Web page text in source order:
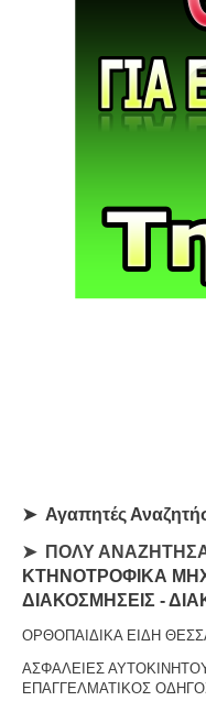
➤ Αγαπητές
➤ ΠΟΛΥ
ΚΤΗΝΟΤΡΟΦΙΚΑ
ΔΙΑΚΟΣΜΗΣΕΙΣ -
ΟΡΘΟΠΑΙΔΙΚΑ ΕΙΔΗ
ΑΣΦΑΛΕΙΕΣ
ΕΠΑΓΓΕΛΜΑΤΙΚΟΣ